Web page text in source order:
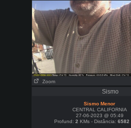
Zoom
Sismo
Sismo Menor
CENTRAL CALIFORNIA
27-06-2023 @ 05:49
Profund: 2 KMs - Distância: 6582